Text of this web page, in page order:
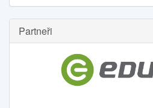
Partneři